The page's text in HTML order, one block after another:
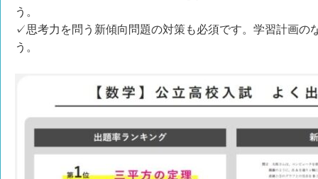
う。
✓思考力を問う新傾向問題の対策も必須です。学習計画の
う。